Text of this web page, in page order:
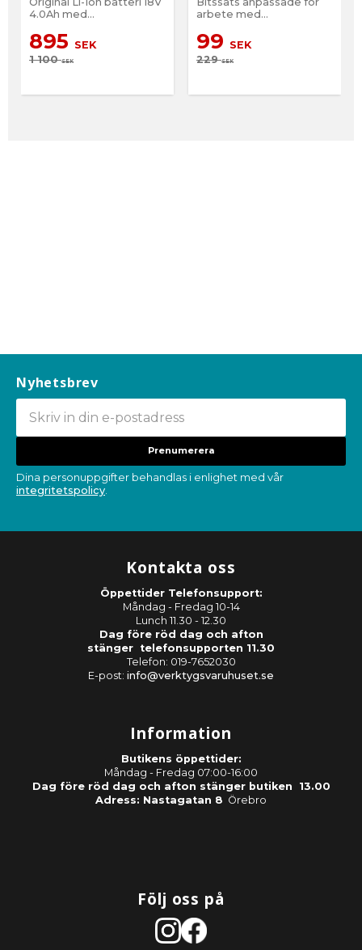
4.0Ah med
895 SEK
1 100SEK
arbete med
99 SEK
229SEK
Nyhetsbrev
Prenumerera
Dina personuppgifter behandlas i enlighet med vår
integritetspolicy
Kontakta oss
Öppettider Telefonsupport:
Måndag - Fredag 10-14
Lunch 11.30 - 12.30
Dag före röd dag och afton
stänger telefonsupporten 11.30
Telefon: 019-7652030
E-post: info@verktygsvaruhuset.se
Information
Butikens öppettider:
Måndag - Fredag 07:00-16:00
Dag före röd dag och afton stänger butiken 13.00
Adress: Nastagatan 8 Örebro
Följ oss på